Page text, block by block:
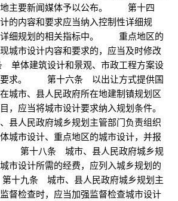
地主要新闻媒体予以公布。 第十四
的内容和要求应当纳入控制性详细规
详细规划的相关指标中。 重点地区的
城市设计内容和要求的，应当及时修改
体建筑设计和景观、市政工程方案设
要求。 第十六条 以出让方式提供国
城市、县人民政府所在地建制镇规划区
，应当将城市设计要求纳入规划条件。
人民政府城乡规划主管部门负责组织
城市设计、重点地区的城市设计，并报
第十八条 城市、县人民政府城乡规
市设计所需的经费，应列入城乡规划的
九条 城市、县人民政府城乡规划主
督检查时，应当加强监督检查城市设计